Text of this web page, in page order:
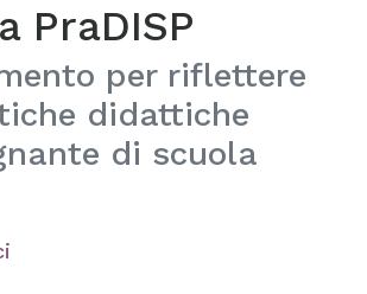
PraDISP
per riflettere
didattiche
di scuola